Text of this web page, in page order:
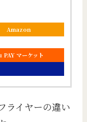
Amazon
PAY マーケット
ライヤーの違い